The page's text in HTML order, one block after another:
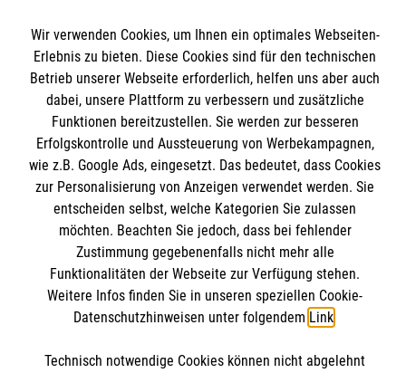
Angebote & Leistungen
Kursangebote
Mitarbeiten & Stellenangebote
Wir Malteser
Informationen
Kontakt
Impressum
Datenschutz
Malteser online
Malteserorden
Malteser Jugend
Malteser International
Mediathek
Spendenkonto
Empfänger: Malteser Hilfsdienst e.V.
IBAN: DE103 7060 120 120 120 0001 2
Soziale Netzwerke
Wir verwenden Cookies, um Ihnen ein optimales Webseiten-
Erlebnis zu bieten. Diese Cookies sind für den technischen
Betrieb unserer Webseite erforderlich, helfen uns aber auch
dabei, unsere Plattform zu verbessern und zusätzliche
Funktionen bereitzustellen. Sie werden zur besseren
Erfolgskontrolle und Aussteuerung von Werbekampagnen,
wie z.B. Google Ads, eingesetzt. Das bedeutet, dass Cookies
zur Personalisierung von Anzeigen verwendet werden. Sie
entscheiden selbst, welche Kategorien Sie zulassen
möchten. Beachten Sie jedoch, dass bei fehlender
Zustimmung gegebenenfalls nicht mehr alle
Funktionalitäten der Webseite zur Verfügung stehen.
Weitere Infos finden Sie in unseren speziellen Cookie-
Datenschutzhinweisen unter folgendem Link.
Technisch notwendige Cookies können nicht abgelehnt